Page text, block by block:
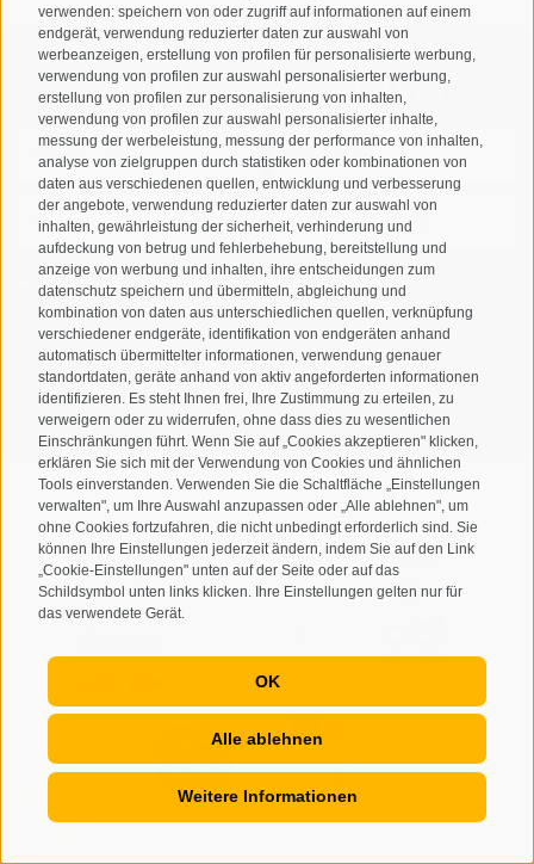
verwenden: speichern von oder zugriff auf informationen auf einem
endgerät, verwendung reduzierter daten zur auswahl von
werbeanzeigen, erstellung von profilen für personalisierte werbung,
verwendung von profilen zur auswahl personalisierter werbung,
erstellung von profilen zur personalisierung von inhalten,
verwendung von profilen zur auswahl personalisierter inhalte,
messung der werbeleistung, messung der performance von inhalten,
analyse von zielgruppen durch statistiken oder kombinationen von
daten aus verschiedenen quellen, entwicklung und verbesserung
der angebote, verwendung reduzierter daten zur auswahl von
inhalten, gewährleistung der sicherheit, verhinderung und
aufdeckung von betrug und fehlerbehebung, bereitstellung und
anzeige von werbung und inhalten, ihre entscheidungen zum
datenschutz speichern und übermitteln, abgleichung und
kombination von daten aus unterschiedlichen quellen, verknüpfung
verschiedener endgeräte, identifikation von endgeräten anhand
automatisch übermittelter informationen, verwendung genauer
standortdaten, geräte anhand von aktiv angeforderten informationen
identifizieren. Es steht Ihnen frei, Ihre Zustimmung zu erteilen, zu
verweigern oder zu widerrufen, ohne dass dies zu wesentlichen
Einschränkungen führt. Wenn Sie auf „Cookies akzeptieren" klicken,
erklären Sie sich mit der Verwendung von Cookies und ähnlichen
Tools einverstanden. Verwenden Sie die Schaltfläche „Einstellungen
verwalten", um Ihre Auswahl anzupassen oder „Alle ablehnen", um
ohne Cookies fortzufahren, die nicht unbedingt erforderlich sind. Sie
können Ihre Einstellungen jederzeit ändern, indem Sie auf den Link
„Cookie-Einstellungen" unten auf der Seite oder auf das
Schildsymbol unten links klicken. Ihre Einstellungen gelten nur für
das verwendete Gerät.
OK
Alle ablehnen
Weitere Informationen
Newsletteranmeldung
Ich habe dieDatenschutzbestimmungengelesen und
verstanden und stimme der Verarbeitung meiner
personenbezogenen Daten durch den Verantwortlichen zu
ANMELDEN
Sitemap • Impressum • Cookie-Richtlinie • Privacy •
Cookie Präferenzen • created with passion by